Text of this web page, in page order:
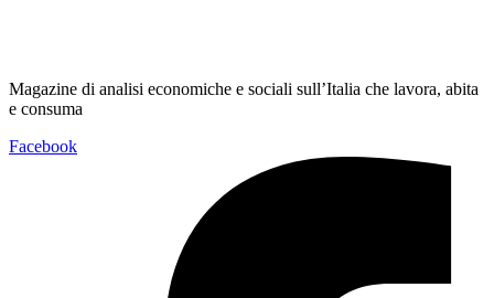
Magazine di analisi economiche e sociali sull’Italia che lavora, abita
e consuma
Facebook